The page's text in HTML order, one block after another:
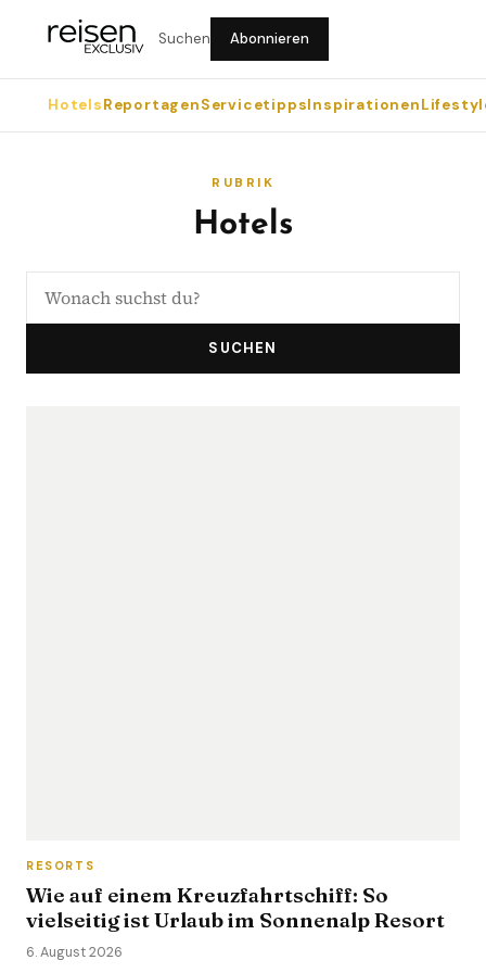
Suchen Abonnieren
HotelsReportagenServicetippsInspirationen
RUBRIK
Hotels
SUCHEN
RESORTS
Wie auf einem Kreuzfahrtschiff: So
vielseitig ist Urlaub im Sonnenalp Resort
6. August 2026